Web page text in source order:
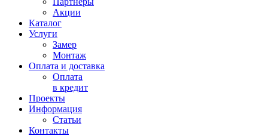
Акции
Каталог
Услуги
Замер
Монтаж
Оплата и доставка
Оплата
в кредит
Проекты
Информация
Статьи
Контакты